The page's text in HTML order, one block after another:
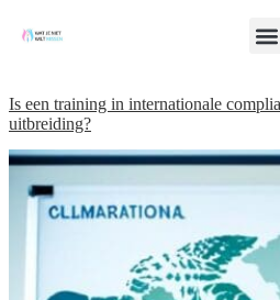
Is een training in internationale
uitbreiding?